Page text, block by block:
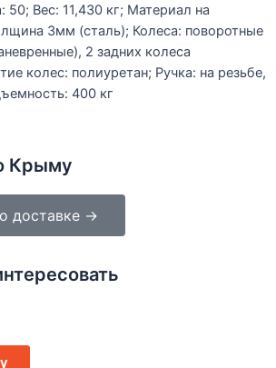
Вес: 11,430 кг; Материал на
3мм (сталь); Колеса: поворотные
2 задних колеса
колес: полиуретан; Ручка: на резьбе,
400 кг
Крыму
доставке →